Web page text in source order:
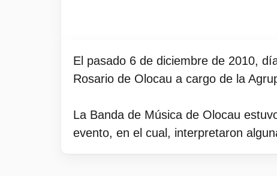
El pasado 6 de diciembre de 2010,
Rosario de Olocau a cargo de la
La Banda de Música de Olocau
evento, en el cual, interpretaron